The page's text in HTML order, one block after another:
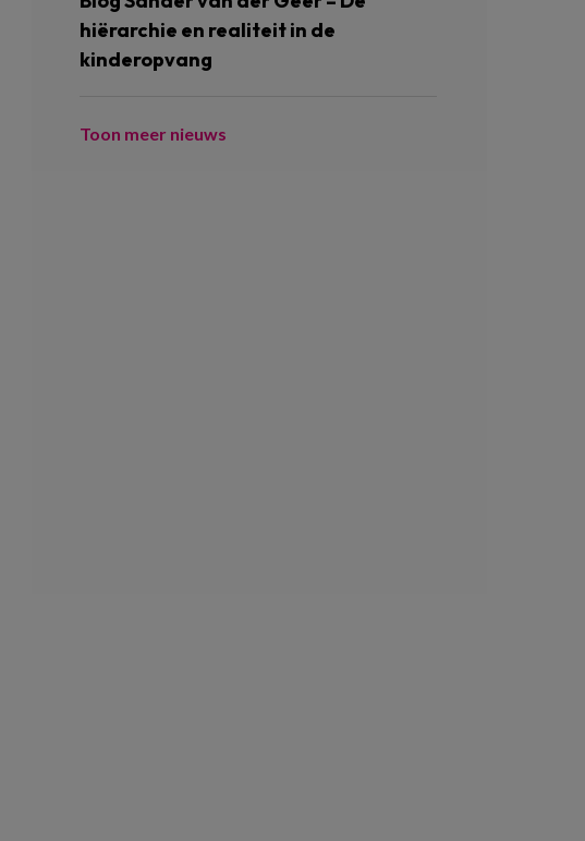
hiërarchie en realiteit in de
kinderopvang
Toon meer nieuws